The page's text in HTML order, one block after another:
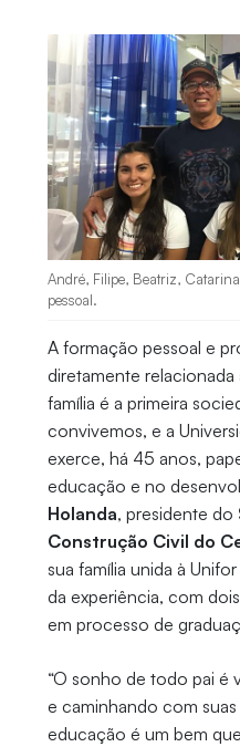
André, Filipe, Beatriz,
pessoal.
A formação pessoal e
diretamente relacionada
família é a primeira
convivemos, e a
exerce, há 45 anos,
educação e no
Holanda, presidente do
Construção Civil do
sua família unida à
da experiência, com
em processo de
“O sonho de todo pai é
e caminhando com
educação é um bem